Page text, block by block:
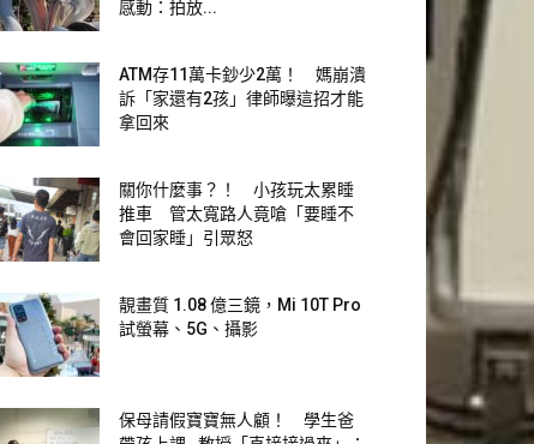
感動：拍放...
ATM存11萬卡鈔少2萬！ 媽崩潰
訴「家還有2孩」律師曝這招才能
拿回來
關你什麼事？！ 小孩玩太累睡
推車 管太寬路人竟嗆「要睡不
會回家睡」引眾怒
靚畫質 1.08 億三鏡，Mi 10T Pro
試螢幕、5G、攝影
保母請假寶寶無人顧！ 學生爸